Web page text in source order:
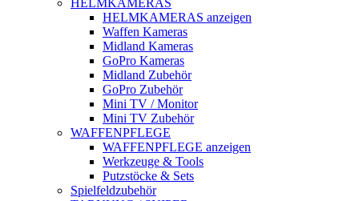
HELMKAMERAS
HELMKAMERAS anzeigen
Waffen Kameras
Midland Kameras
GoPro Kameras
Midland Zubehör
GoPro Zubehör
Mini TV / Monitor
Mini TV Zubehör
WAFFENPFLEGE
WAFFENPFLEGE anzeigen
Werkzeuge & Tools
Putzstöcke & Sets
Spielfeldzubehör